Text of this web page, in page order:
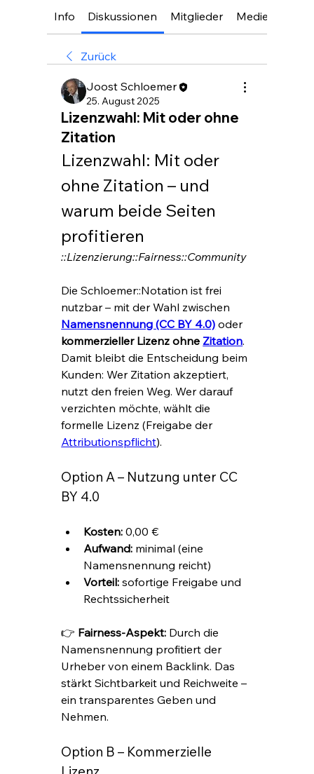
Info Diskussionen Mitglieder Medien
Zurück
Joost Schloemer
25. August 2025
Lizenzwahl: Mit oder ohne
Zitation
Lizenzwahl: Mit oder
ohne Zitation – und
warum beide Seiten
profitieren
::Lizenzierung::Fairness::Community
Die Schloemer::Notation ist frei
Namensnennung (CC BY 4.0)
oder
kommerzieller Lizenz ohne Zitation.
Damit bleibt die Entscheidung beim
Kunden: Wer Zitation akzeptiert,
nutzt den freien Weg. Wer darauf
verzichten möchte, wählt die
formelle Lizenz (Freigabe der
Attributionspflicht).
Option A – Nutzung unter CC
BY 4.0
Kosten: 0,00 €
Aufwand: minimal (eine
Namensnennung reicht)
Vorteil: sofortige Freigabe und
Rechtssicherheit
👉 Fairness-Aspekt: Durch die
Namensnennung profitiert der
Urheber von einem Backlink. Das
stärkt Sichtbarkeit und Reichweite –
ein transparentes Geben und
Nehmen.
Option B – Kommerzielle